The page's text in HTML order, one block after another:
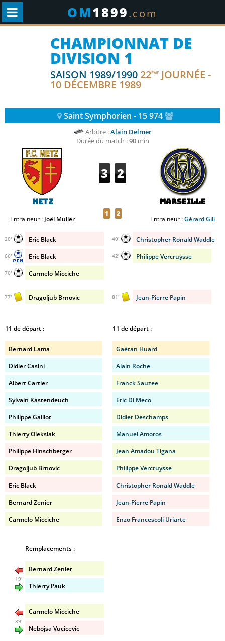
OM1899.com
CHAMPIONNAT DE
DIVISION 1
SAISON 1989/1990 22ÈME JOURNÉE -
10 DÉCEMBRE 1989
Saint Symphorien - 15 974
Arbitre :Alain Delmer
Durée du match :90min
Metz
Entraineur : Joël Muller
3 2
1 2
Marseille
Entraineur :Gérard Gili
Eric Black
20'
Eric Black
66'
Carmelo Micciche
70'
Christopher Ronald Waddle
40'
Philippe Vercruysse
42'
Dragoljub Brnovic
77' Jean-Pierre Papin
81'
11 de départ :
Bernard Lama
Didier Casini
Albert Cartier
Sylvain Kastendeuch
Philippe Gaillot
Thierry Oleksiak
Philippe Hinschberger
Dragoljub Brnovic
Eric Black
Bernard Zenier
Carmelo Micciche
11 de départ :
Gaétan Huard
Alain Roche
Franck Sauzee
Eric Di Meco
Didier Deschamps
Manuel Amoros
Jean Amadou Tigana
Philippe Vercruysse
Christopher Ronald Waddle
Jean-Pierre Papin
Enzo Francescoli Uriarte
Remplacements :
Bernard Zenier
19'
Thierry Pauk
Carmelo Micciche
89'
Nebojsa Vucicevic